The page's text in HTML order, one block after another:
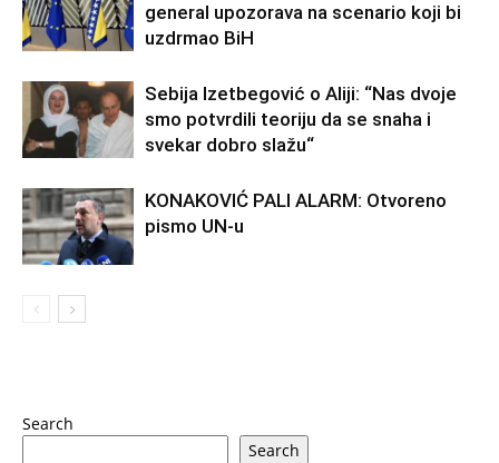
general upozorava na scenario koji bi
uzdrmao BiH
Sebija Izetbegović o Aliji: “Nas dvoje
smo potvrdili teoriju da se snaha i
svekar dobro slažu“
KONAKOVIĆ PALI ALARM: Otvoreno
pismo UN-u
Search
Search